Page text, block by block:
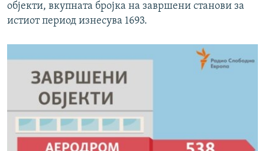
објекти, вкупната бројка на завршени станови за
истиот период изнесува 1693.